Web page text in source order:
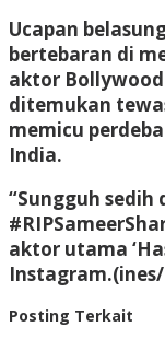
Ucapan
bertebaran di
aktor
ditemukan
memicu
India.
“Sungguh sedih
aktor utama
Posting Terkait